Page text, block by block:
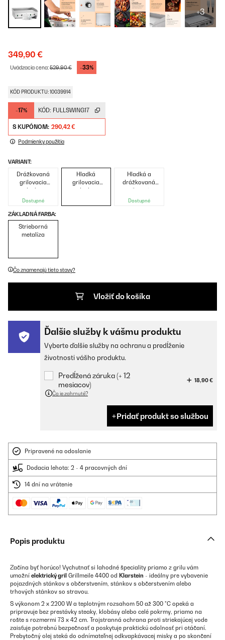
+3
349,90 €
Uvádzacia cena:529,90 € -33%
KÓD PRODUKTU: 10039914
-17% KÓD: FULLSWING17
S KUPÓNOM: 290,42 €
Podmienky použitia
VARIANT:
Drážkovaná
grilovacia
doska
Dostupné
Hladká
grilovacia
doska
Hladká a
drážkovaná
grilovacia
doska
Dostupné
ZÁKLADNÁ FARBA:
Strieborná
metalíza
Čo znamenajú tieto stavy?
Vložiť do košíka
Ďalšie služby k vášmu produktu
Vyberte ďalšie služby na ochranu a predĺženie
životnosti vášho produktu.
Predĺžená záruka (+ 12
mesiacov)
18,90 €
Čo je zahrnuté?
Pridať produkt so službou
Pripravené na odoslanie
Dodacia lehota: 2 - 4 pracovných dní
14 dní na vrátenie
Popis produktu
Začína byť horúco! Vychutnať si lahodné špeciality priamo z grilu vám
umožní elektrický gril Grillmeile 4400 od Klarstein - ideálny pre vybavenie
pojazdných stánkov s občerstvením, stánkov s občerstvením alebo
trhových stánkov so stravou.
S výkonom 2 x 2200 W a teplotným rozsahom 50 až 300 °C opeká a
pripravuje bez prestávky steaky, klobásy alebo celé pokrmy, priamo na
rošte s rozmermi 73 x 42 cm. Trojstranná ochrana proti striekajúcej vode
zaisťuje potrebnú bezpečnosť a poskytuje praktickú odolnosť pri otáčaní.
Prebytočný olej steká do odnímateľnej odkvapkávacej misky a po skončení